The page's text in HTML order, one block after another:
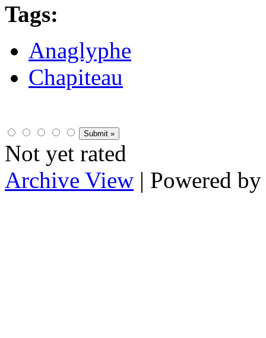
Tags:
Anaglyphe
Chapiteau
Not yet rated
Archive View | Powered